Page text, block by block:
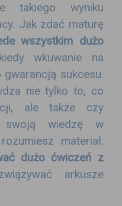
takiego wyniku
Jak zdać maturę
wszystkim dużo
wkuwanie na
gwarancją sukcesu.
nie tylko to, co
ale także czy
swoją wiedzę w
materiał.
dużo ćwiczeń z
arkusze